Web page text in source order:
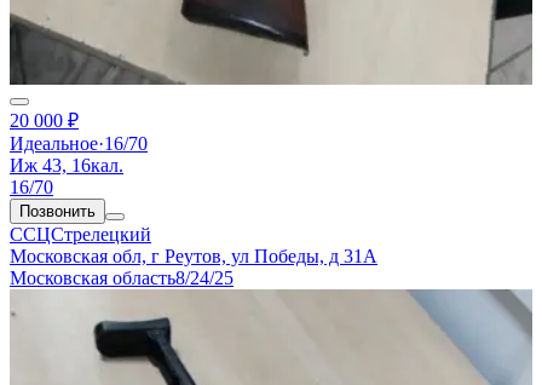
20 000 ₽
Идеальное·16/70
Иж 43, 16кал.
16/70
Позвонить
ССЦСтрелецкий
Московская обл, г Реутов, ул Победы, д 31А
Московская область8/24/25